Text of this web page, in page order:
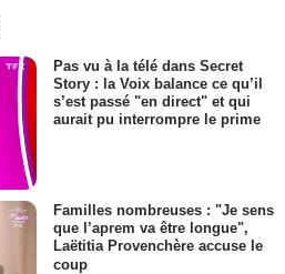
Pas vu à la télé dans Secret
Story : la Voix balance ce qu’il
s’est passé "en direct" et qui
aurait pu interrompre le prime
Familles nombreuses : "Je sens
que l’aprem va être longue",
Laëtitia Provenchère accuse le
coup